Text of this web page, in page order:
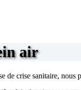
air
de crise sanitaire,